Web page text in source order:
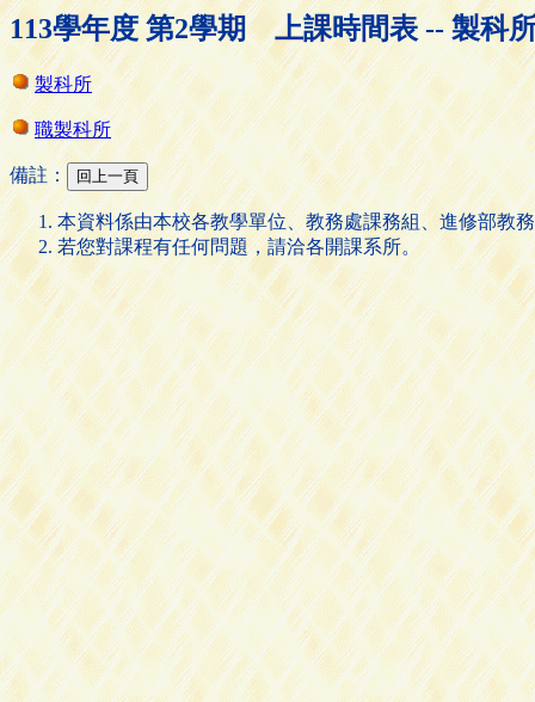
113學年度 第2學期 上課時間表 -- 製科
製科所
職製科所
備註：
本資料係由本校各教學單位、教務處課務組、進修部教
若您對課程有任何問題，請洽各開課系所。